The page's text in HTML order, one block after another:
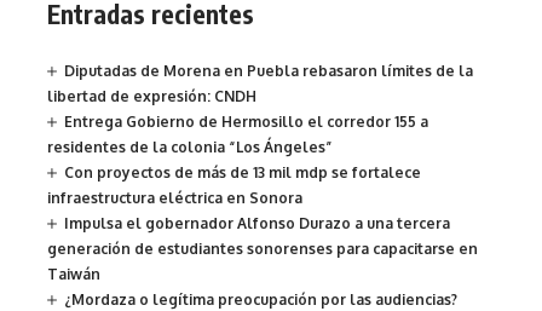
Entradas recientes
Diputadas de Morena en Puebla rebasaron límites de la
libertad de expresión: CNDH
Entrega Gobierno de Hermosillo el corredor 155 a
residentes de la colonia “Los Ángeles”
Con proyectos de más de 13 mil mdp se fortalece
infraestructura eléctrica en Sonora
Impulsa el gobernador Alfonso Durazo a una tercera
generación de estudiantes sonorenses para capacitarse en
Taiwán
¿Mordaza o legítima preocupación por las audiencias?